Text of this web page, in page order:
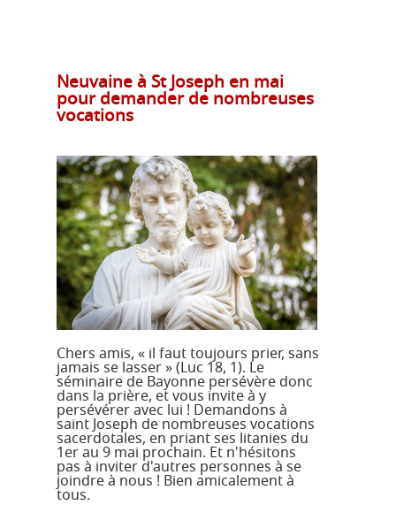
Neuvaine à St Joseph en mai
pour demander de nombreuses
vocations
Chers amis, « il faut toujours prier, sans
jamais se lasser » (Luc 18, 1). Le
séminaire de Bayonne persévère donc
dans la prière, et vous invite à y
persévérer avec lui ! Demandons à
saint Joseph de nombreuses vocations
sacerdotales, en priant ses litanies du
1er au 9 mai prochain. Et n'hésitons
pas à inviter d'autres personnes à se
joindre à nous ! Bien amicalement à
tous.